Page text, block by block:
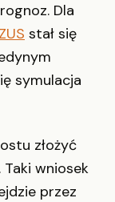
Dla
stał się
symulacja
złożyć
wniosek
przez